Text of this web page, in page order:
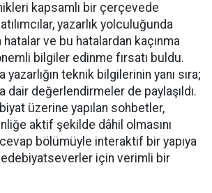
kapsamlı bir çerçevede
yazarlık yolculuğunda
hatalar ve bu hatalardan kaçınma
bilgiler edinme fırsatı buldu.
teknik bilgilerinin yanı sıra;
dair değerlendirmeler de paylaşıldı.
üzerine yapılan sohbetler,
aktif şekilde dâhil olmasını
bölümüyle interaktif bir yapıya
için verimli bir